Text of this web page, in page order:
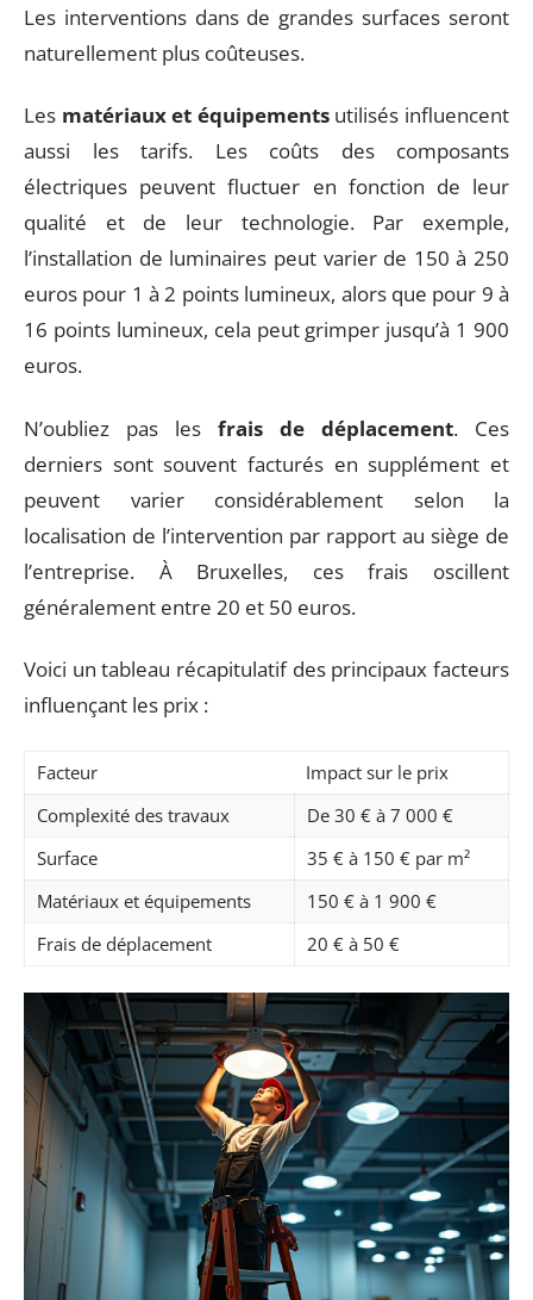
Les interventions dans de grandes surfaces seront
naturellement plus coûteuses.
Les matériaux et équipementsutilisés influencent
aussi les tarifs. Les coûts des composants
électriques peuvent fluctuer en fonction de leur
qualité et de leur technologie. Par exemple,
l’installation de luminaires peut varier de 150 à 250
euros pour 1 à 2 points lumineux, alors que pour 9 à
16 points lumineux, cela peut grimper jusqu’à 1 900
euros.
N’oubliez pas les frais de déplacement. Ces
derniers sont souvent facturés en supplément et
peuvent varier considérablement selon la
localisation de l’intervention par rapport au siège de
l’entreprise. À Bruxelles, ces frais oscillent
généralement entre 20 et 50 euros.
Voici un tableau récapitulatif des principaux facteurs
influençant les prix :
Facteur
Impact sur le prix
Complexité des travaux
De 30 € à 7 000 €
Surface
35 € à 150 € par m²
Matériaux et équipements
150 € à 1 900 €
Frais de déplacement
20 € à 50 €